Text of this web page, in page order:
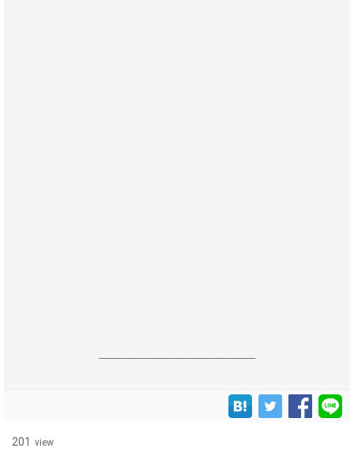
------------------------------------------------------------------
201 view